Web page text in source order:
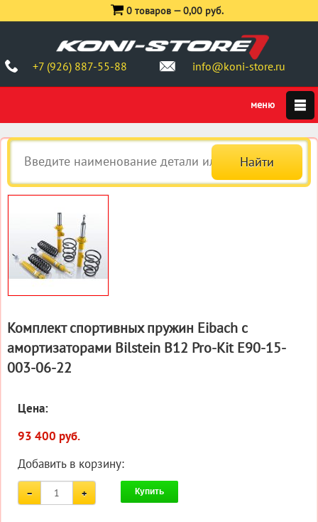
+7 (926) 887-55-88 info@koni-store.ru
0 товаров —0,00 руб.
Комплект спортивных пружин Eibach с
амортизаторами Bilstein B12 Pro-Kit E90-15-
003-06-22
Цена:
93 400 руб.
Добавить в корзину:
Купить